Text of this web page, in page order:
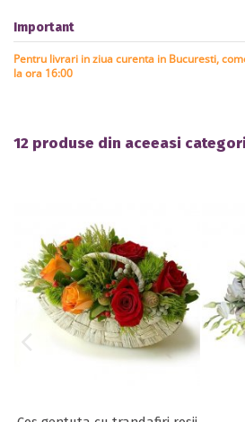
Important
Pentru livrari in ziua curenta in Bucuresti,
la ora 16:00
12 produse din aceeasi